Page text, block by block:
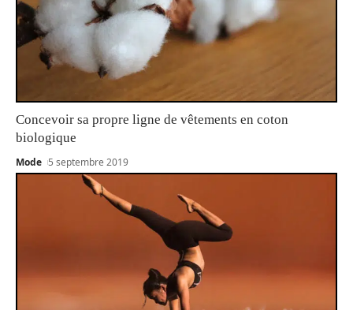
Concevoir sa propre ligne de vêtements en coton
biologique
Mode 5 septembre 2019